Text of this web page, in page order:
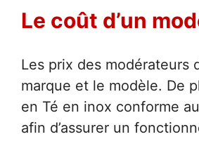
Le coût d’un
Les prix des modérateurs
marque et le modèle. De
en Té en inox conforme
afin d’assurer un